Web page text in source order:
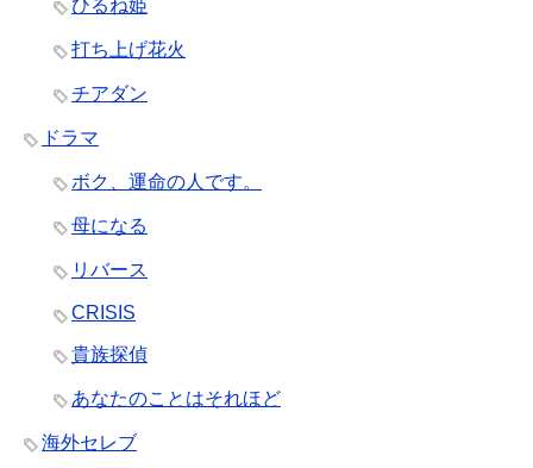
ひるね姫
打ち上げ花火
チアダン
ドラマ
ボク、運命の人です。
母になる
リバース
CRISIS
貴族探偵
あなたのことはそれほど
海外セレブ